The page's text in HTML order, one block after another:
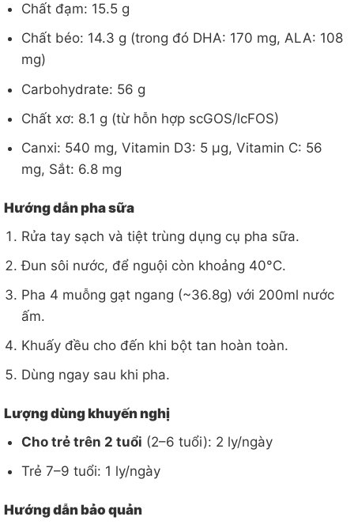
Chất đạm: 15.5 g
Chất béo: 14.3 g (trong đó DHA: 170 mg, ALA: 108
mg)
Carbohydrate: 56 g
Chất xơ: 8.1 g (từ hỗn hợp scGOS/lcFOS)
Canxi: 540 mg, Vitamin D3: 5 µg, Vitamin C: 56
mg, Sắt: 6.8 mg
Hướng dẫn pha sữa
Rửa tay sạch và tiệt trùng dụng cụ pha sữa.
Đun sôi nước, để nguội còn khoảng 40°C.
Pha 4 muỗng gạt ngang (~36.8g) với 200ml nước
ấm.
Khuấy đều cho đến khi bột tan hoàn toàn.
Dùng ngay sau khi pha.
Lượng dùng khuyến nghị
Cho trẻ trên 2 tuổi (2–6 tuổi): 2 ly/ngày
Trẻ 7–9 tuổi: 1 ly/ngày
Hướng dẫn bảo quản